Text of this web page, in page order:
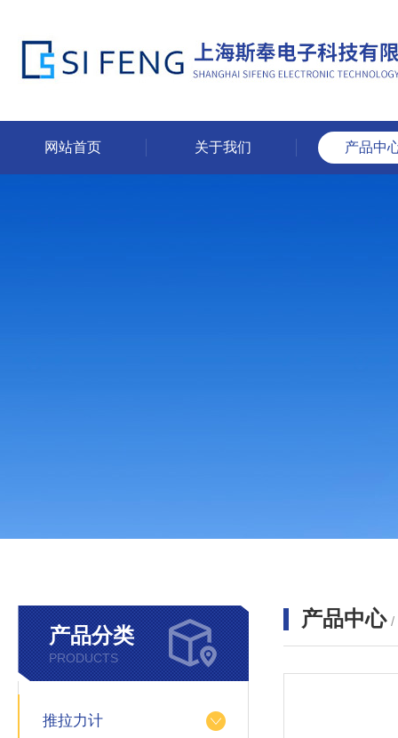
网站首页 关于我们 产品中
产品分类
PRODUCTS
推拉力计
产品中心 /